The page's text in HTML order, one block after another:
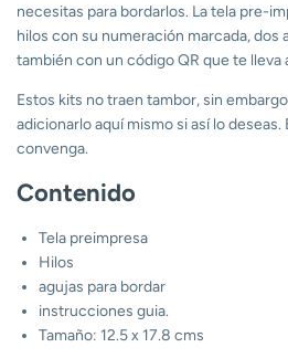
necesitas para bordarlos. La tela pre-
hilos con su numeración marcada, dos
también con un código QR que te lleva
Estos kits no traen tambor, sin
adicionarlo aquí mismo si así lo
convenga.
Contenido
Tela preimpresa
Hilos
agujas para bordar
instrucciones guia.
Tamaño: 12.5 x 17.8 cms